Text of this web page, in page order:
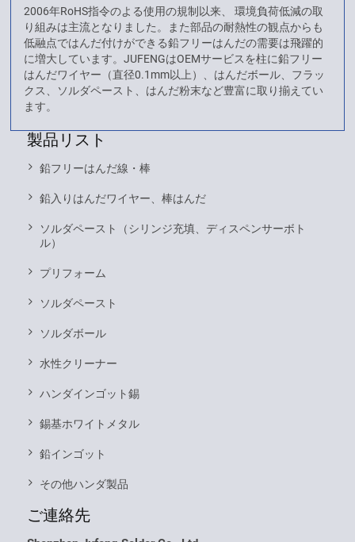
2006年RoHS指令のよる使用の規制以来、 環境負荷低減の取
り組みは主流となりました。また部品の耐熱性の観点からも
低融点ではんだ付けができる鉛フリーはんだの需要は飛躍的
に増大しています。JUFENGはOEMサービスを柱に鉛フリー
はんだワイヤー（直径0.1mm以上）、はんだボール、フラッ
クス、ソルダペースト、はんだ粉末など豊富に取り揃えてい
ます。
製品リスト
鉛フリーはんだ線・棒
鉛入りはんだワイヤー、棒はんだ
ソルダペースト（シリンジ充填、ディスペンサーボト
ル）
プリフォーム
ソルダペースト
ソルダボール
水性クリーナー
ハンダインゴット錫
錫基ホワイトメタル
鉛インゴット
その他ハンダ製品
ご連絡先